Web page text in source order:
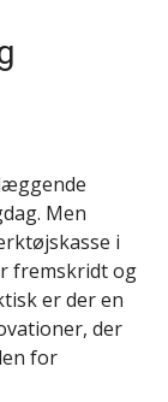
Men
i
fremskridt og
er der en
der
for